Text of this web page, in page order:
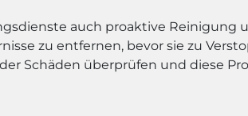
auch proaktive Reinigung
zu entfernen, bevor sie zu
Schäden überprüfen und diese